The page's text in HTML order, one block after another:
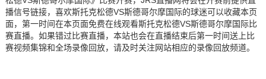
播信号链接，喜欢斯托克松德VS斯德哥尔摩国际的球迷可以收藏本页
面，第一时间在本页面免费在线观看斯托克松德VS斯德哥尔摩国际比
赛直播。如果错过比赛直播，本站也会在直播结束后第一时间送上比
赛视频集锦和全场录像回放，请及时关注网站相应的录像回放频道。